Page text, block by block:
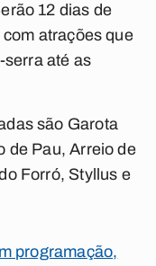
12 dias de
atrações que
serra até as
são Garota
de Pau, Arreio de
Forró, Styllus e
programação,